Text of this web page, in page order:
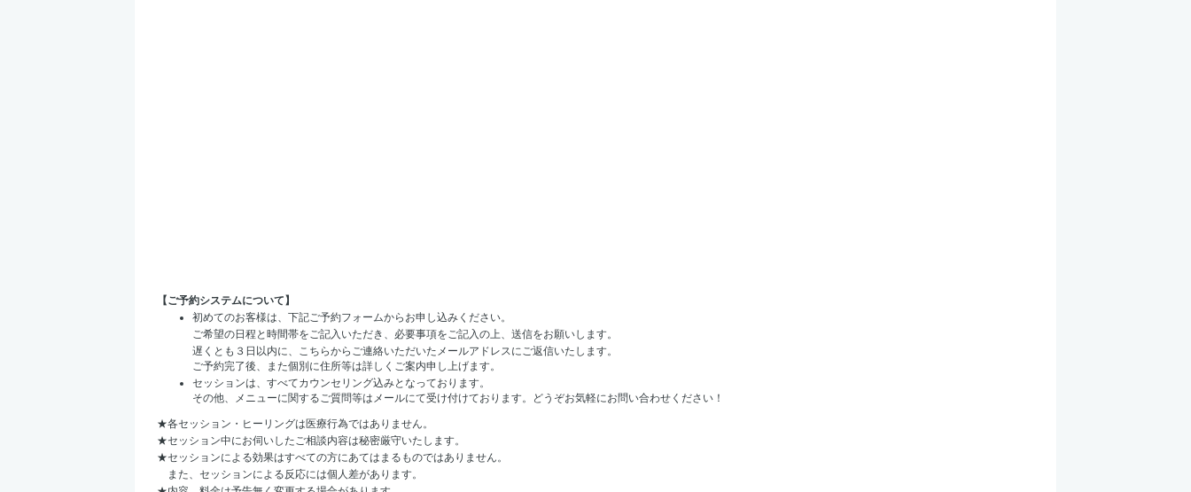
【ご予約システムについて】
初めてのお客様は、下記ご予約フォームからお申し込みください。
ご希望の日程と時間帯をご記入いただき、必要事項をご記入の上、送信をお願いします。
遅くとも３日以内に、こちらからご連絡いただいたメールアドレスにご返信いたします。
ご予約完了後、また個別に住所等は詳しくご案内申し上げます。
セッションは、すべてカウンセリング込みとなっております。
その他、メニューに関するご質問等はメールにて受け付けております。どうぞお気軽にお問い合わせください！
★各セッション・ヒーリングは医療行為ではありません。
★セッション中にお伺いしたご相談内容は秘密厳守いたします。
★セッションによる効果はすべての方にあてはまるものではありません。
また、セッションによる反応には個人差があります。